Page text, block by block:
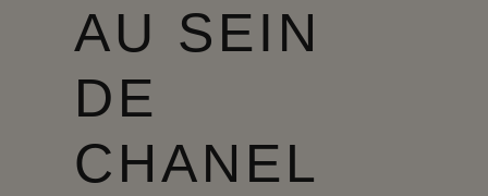
AU SEIN
DE
CHANEL